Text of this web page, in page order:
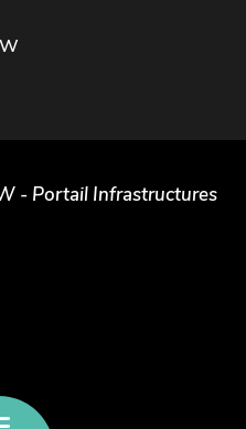
- Portail Infrastructures